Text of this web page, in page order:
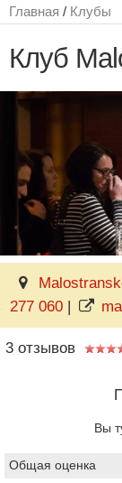
Главная / Клубы
Клуб
277 060 |
3 отзывов
Вы
Общая оценка